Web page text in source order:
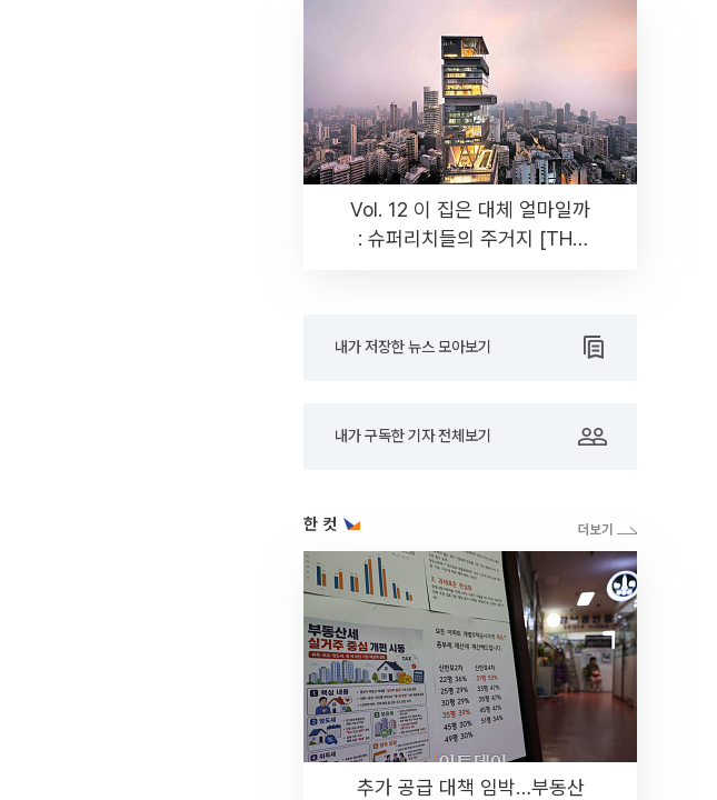
Vol. 12 이 집은 대체 얼마일까
: 슈퍼리치들의 주거지 [THE
내가 저장한 뉴스 모아보기
내가 구독한 기자 전체보기
한 컷
추가 공급 대책 임박…부동산